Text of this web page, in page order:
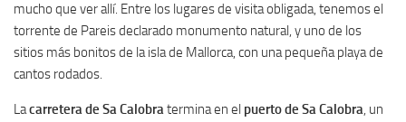
mucho que ver allí. Entre los lugares de visita obligada, tenemos el
torrente de Pareis declarado monumento natural, y uno de los
sitios más bonitos de la isla de Mallorca, con una pequeña playa de
cantos rodados.
Lacarretera de Sa Calobratermina en el puerto de Sa Calobra, un